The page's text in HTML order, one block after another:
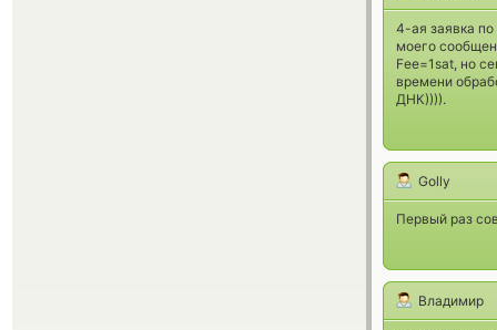
4-ая заявка по
моего
Fee=1sat, но
времени
ДНК)))).
Golly
Первый раз
Владимир